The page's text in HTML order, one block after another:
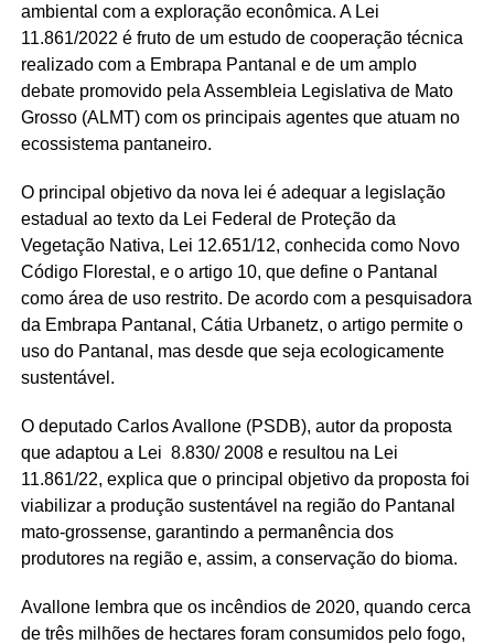
ambiental com a exploração econômica. A Lei
11.861/2022 é fruto de um estudo de cooperação técnica
realizado com a Embrapa Pantanal e de um amplo
debate promovido pela Assembleia Legislativa de Mato
Grosso (ALMT) com os principais agentes que atuam no
ecossistema pantaneiro.
O principal objetivo da nova lei é adequar a legislação
estadual ao texto da Lei Federal de Proteção da
Vegetação Nativa, Lei 12.651/12, conhecida como Novo
Código Florestal, e o artigo 10, que define o Pantanal
como área de uso restrito. De acordo com a pesquisadora
da Embrapa Pantanal, Cátia Urbanetz, o artigo permite o
uso do Pantanal, mas desde que seja ecologicamente
sustentável.
O deputado Carlos Avallone (PSDB), autor da proposta
que adaptou a Lei 8.830/ 2008 e resultou na Lei
11.861/22, explica que o principal objetivo da proposta foi
viabilizar a produção sustentável na região do Pantanal
mato-grossense, garantindo a permanência dos
produtores na região e, assim, a conservação do bioma.
Avallone lembra que os incêndios de 2020, quando cerca
de três milhões de hectares foram consumidos pelo fogo,